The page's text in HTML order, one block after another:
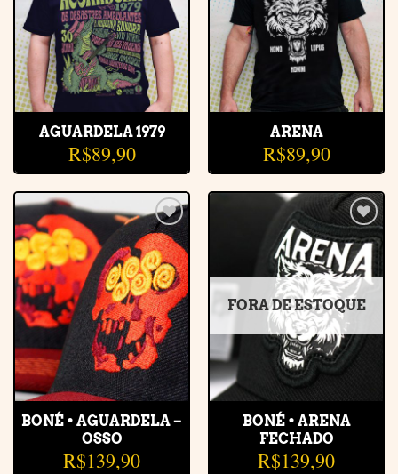
AGUARDELA 1979
R$89,90
ARENA
R$89,90
Adicionar
à lista de
desejos
BONÉ • AGUARDELA –
OSSO
R$139,90
Adicionar
à lista de
desejos
FORA DE ESTOQUE
BONÉ • ARENA
FECHADO
R$139,90